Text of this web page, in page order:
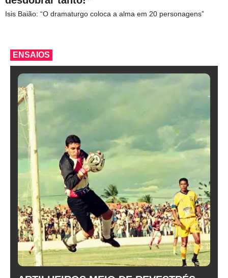
Isis Baião: “O dramaturgo coloca a alma em 20 personagens”
ENSAIOS